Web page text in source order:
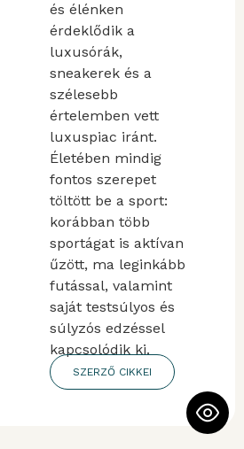
és élénken
érdeklődik a
luxusórák,
sneakerek és a
szélesebb
értelemben vett
luxuspiac iránt.
Életében mindig
fontos szerepet
töltött be a sport:
korábban több
sportágat is aktívan
űzött, ma leginkább
futással, valamint
saját testsúlyos és
súlyzós edzéssel
kapcsolódik ki.
SZERZŐ CIKKEI